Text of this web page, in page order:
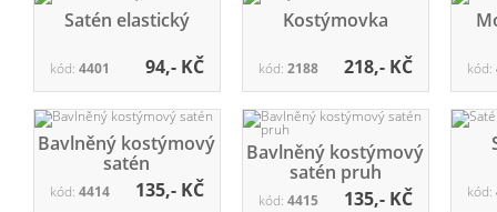
Satén elastický
kód: 4401 94,- KČ
Kostýmovka
kód: 2188 218,- KČ kód:
Bavlněný kostýmový
satén
kód: 4414 135,- KČ
Bavlněný kostýmový
satén pruh
kód: 4415 135,- KČ kód: